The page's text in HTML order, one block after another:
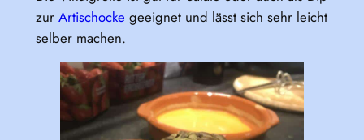
zur Artischocke geeignet und lässt sich sehr leicht
selber machen.